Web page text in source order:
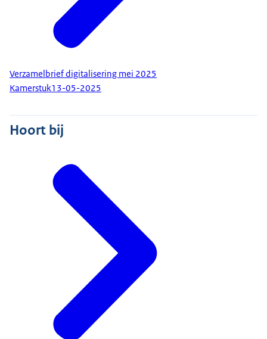
Verzamelbrief digitalisering mei 2025
Kamerstuk13-05-2025
Hoort bij